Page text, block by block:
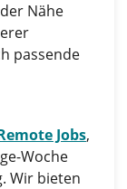
Nähe
passende
Jobs,
Woche
Wir bieten